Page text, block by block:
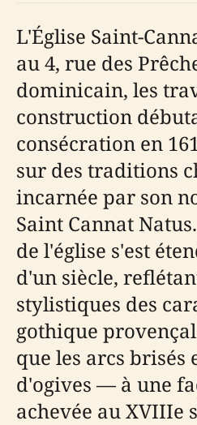
L'Église Saint-
au 4, rue des
dominicain, les
construction
consécration en
sur des traditions
incarnée par son
Saint Cannat
de l'église s'est
d'un siècle,
stylistiques des
gothique
que les arcs brisés
d'ogives — à une
achevée au XVIIIe